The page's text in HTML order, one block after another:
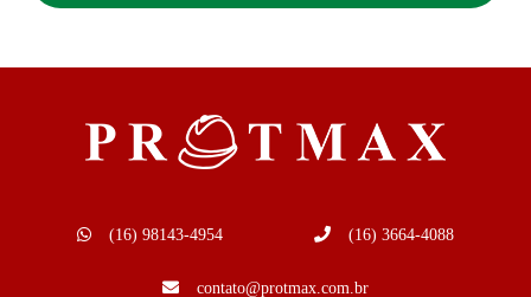
(16) 98143-4954 (16) 3664-4088
contato@protmax.com.br